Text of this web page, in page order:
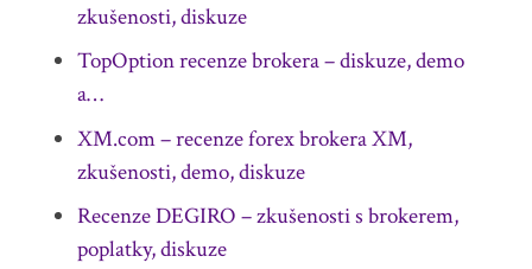
zkušenosti, diskuze
TopOption recenze brokera – diskuze, demo
a…
XM.com – recenze forex brokera XM,
zkušenosti, demo, diskuze
Recenze DEGIRO – zkušenosti s brokerem,
poplatky, diskuze